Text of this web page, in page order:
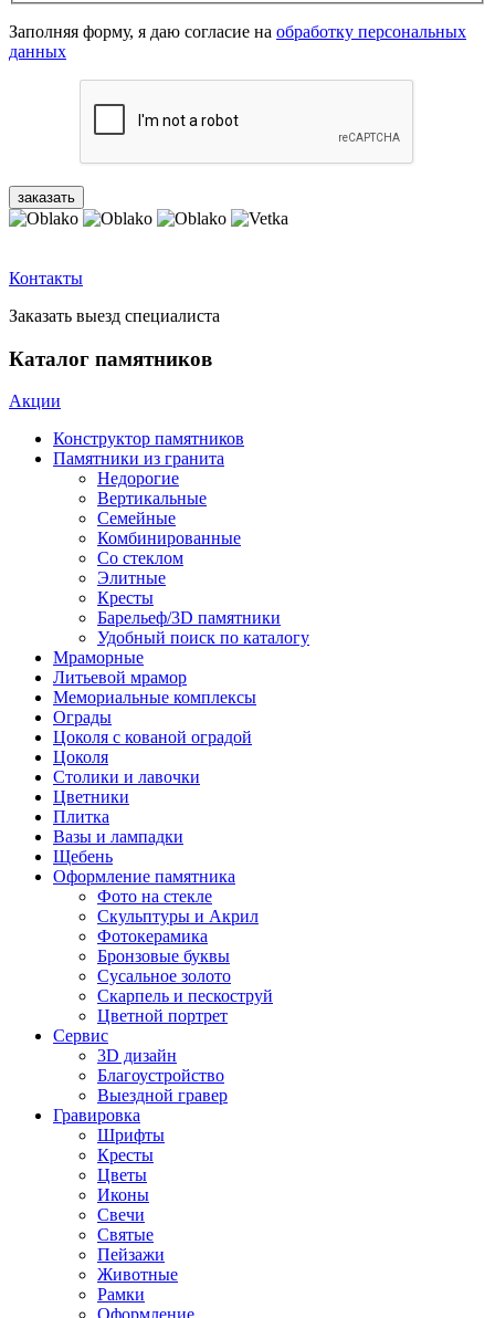
Заполняя форму, я даю согласие на обработку персональных
данных
Контакты
Заказать выезд специалиста
Каталог памятников
Акции
Конструктор памятников
Памятники из гранита
Недорогие
Вертикальные
Семейные
Комбинированные
Со стеклом
Элитные
Кресты
Барельеф/3D памятники
Удобный поиск по каталогу
Мраморные
Литьевой мрамор
Мемориальные комплексы
Ограды
Цоколя с кованой оградой
Цоколя
Столики и лавочки
Цветники
Плитка
Вазы и лампадки
Щебень
Оформление памятника
Фото на стекле
Скульптуры и Акрил
Фотокерамика
Бронзовые буквы
Сусальное золото
Скарпель и пескоструй
Цветной портрет
Сервис
3D дизайн
Благоустройство
Выездной гравер
Гравировка
Шрифты
Кресты
Цветы
Иконы
Свечи
Святые
Пейзажи
Животные
Рамки